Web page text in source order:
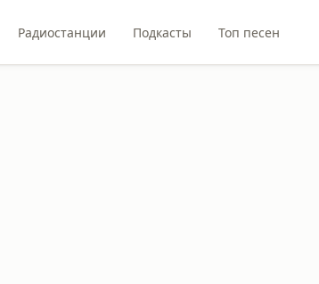
Радиостанции Подкасты Топ песен